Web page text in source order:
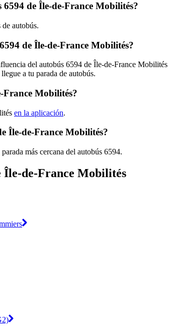
de Île-de-France Mobilités?
autobús.
de Île-de-France Mobilités?
del autobús 6594 de Île-de-France Mobilités
a tu parada de autobús.
France Mobilités?
en la aplicación.
Île-de-France Mobilités?
más cercana del autobús 6594.
Île-de-France Mobilités